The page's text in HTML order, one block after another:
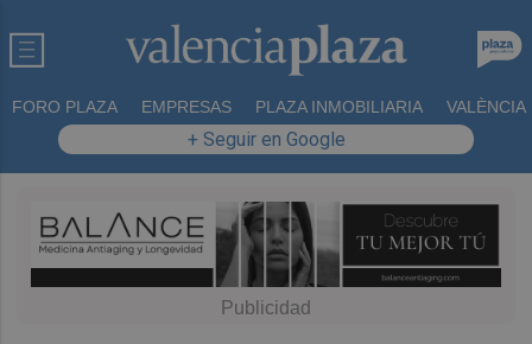
FORO PLAZA EMPRESAS PLAZA INMOBILIARIA VALÈNCIA
+ Seguir en Google